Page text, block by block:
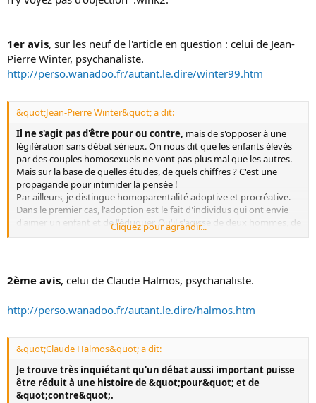
1er avis, sur les neuf de l'article en question : celui de Jean-
Pierre Winter, psychanaliste.
http://perso.wanadoo.fr/autant.le.dire/winter99.htm
&quot;Jean-Pierre Winter&quot; a dit:
Il ne s'agit pas d'être pour ou contre, mais de s'opposer à une
légifération sans débat sérieux. On nous dit que les enfants élevés
par des couples homosexuels ne vont pas plus mal que les autres.
Mais sur la base de quelles études, de quels chiffres ? C'est une
propagande pour intimider la pensée !
Par ailleurs, je distingue homoparentalité adoptive et procréative.
Dans le premier cas, l'adoption est le fait d'individus qui ont envie
d'aimer un enfant et de l'éduquer. Qu'il s'agisse de deux hommes, de
deux femmes, le rôle d'éducateur peut être parfaitement rempli.
deux hommes et de deux femmes, mais que, pour des raisons de
&quot;nature&quot;, on a eu recours à un tiers, un donneur de
On nous dit que la vérité sera dite à l'enfant. Mais quelle vérité ? Ce
a présidé à sa venue au monde. Il devra donc gérer une question
intenable : &quot;Je suis le produit du désir de ces deux personnes,
mais le produit du désir de ces deux-là ne peut pas donner d'enfant.
Donc, qui suis-je ?&quot;
La différence des sexes pour un enfant, ce n'est pas simplement
Cliquez pour agrandir...
2ème avis, celui de Claude Halmos, psychanaliste.
http://perso.wanadoo.fr/autant.le.dire/halmos.htm
&quot;Claude Halmos&quot; a dit:
Je trouve très inquiétant qu'un débat aussi important puisse
être réduit à une histoire de &quot;pour&quot; et de
&quot;contre&quot;.